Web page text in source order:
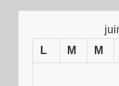
L
M M